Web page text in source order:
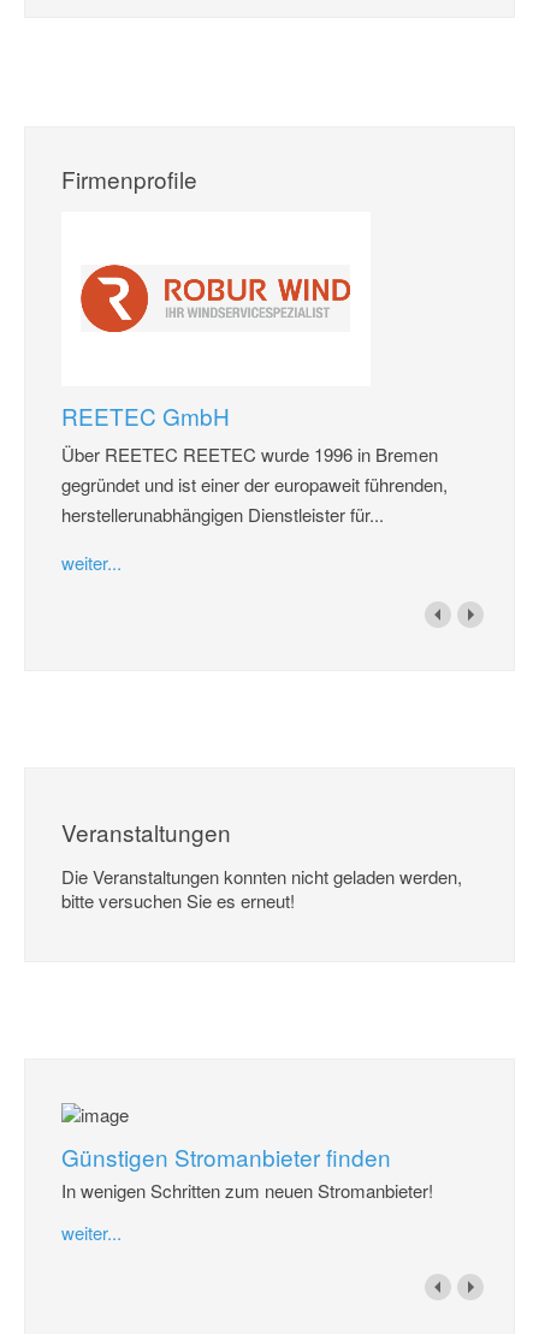
Firmenprofile
REETEC GmbH
Über REETEC REETEC wurde 1996 in Bremen
gegründet und ist einer der europaweit führenden,
herstellerunabhängigen Dienstleister für...
weiter...
Veranstaltungen
Die Veranstaltungen konnten nicht geladen werden,
bitte versuchen Sie es erneut!
Günstigen Stromanbieter finden
In wenigen Schritten zum neuen Stromanbieter!
weiter...